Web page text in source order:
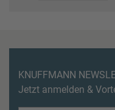
KNUFFMANN
Jetzt anmelden &